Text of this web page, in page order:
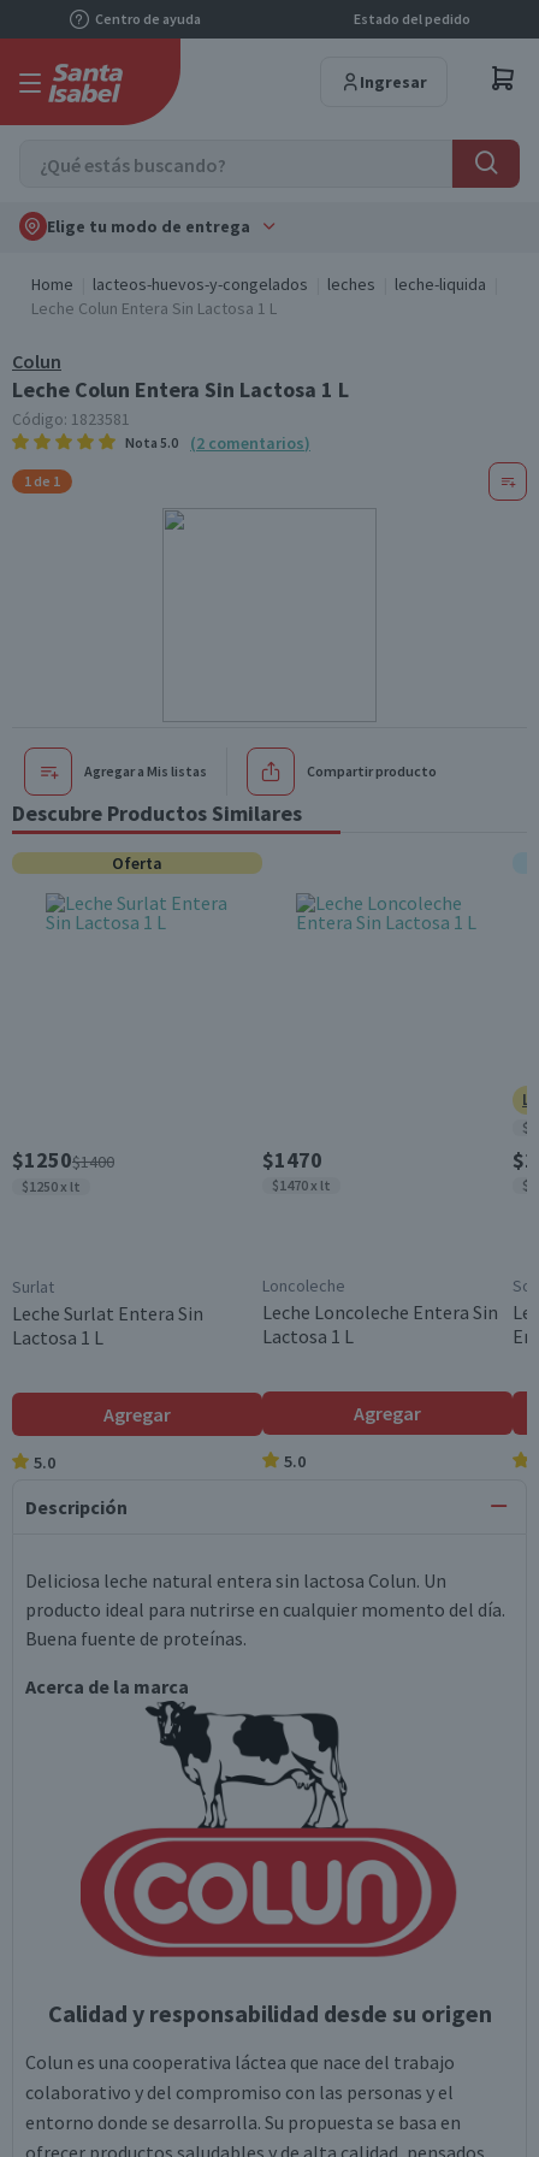
Centro de ayuda Estado del pedido
Ingresar
Elige tu modo de entrega
Home lacteos-huevos-y-congelados leches
leche-liquida
Leche Colun Entera Sin Lactosa 1 L
Colun
Leche Colun Entera Sin Lactosa 1 L
Código: 1823581
Nota 5.0 (2 comentarios)
1 de 1
Agregar a Mis listas Compartir producto
Descubre Productos Similares
Oferta
$1250$1400
$1250 x lt
Surlat
Leche Surlat Entera Sin
Lactosa 1 L
Agregar
5.0
$1470
$1470 x lt
Loncoleche
Leche Loncoleche Entera Sin
Lactosa 1 L
Agregar
5.0
Descripción
Deliciosa leche natural entera sin lactosa Colun. Un
producto ideal para nutrirse en cualquier momento del día.
Buena fuente de proteínas.
Acerca de la marca
Calidad y responsabilidad desde su origen
Colun es una cooperativa láctea que nace del trabajo
colaborativo y del compromiso con las personas y el
entorno donde se desarrolla. Su propuesta se basa en
ofrecer productos saludables y de alta calidad, pensados